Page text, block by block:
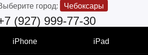
город: Чебоксары
(927) 999-77-30
iPhone iPad